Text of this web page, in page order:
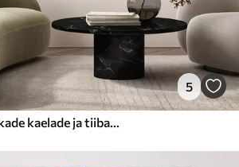
5
Kaks suurt halli, pikkade kaelade ja tiibadega kraanat, mis seisavad puudest ümbritsetud udujärves